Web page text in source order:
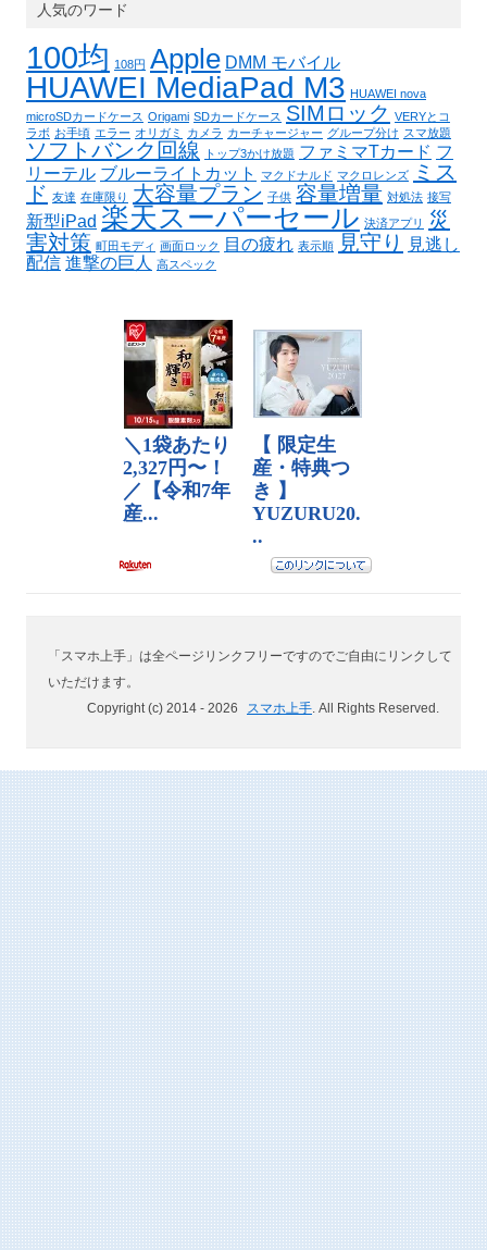
人気のワード
100均 108円 Apple DMM モバイル
HUAWEI MediaPad M3 HUAWEI nova
microSDカードケース Origami SDカードケース SIMロック VERYとコ
ラボ お手頃 エラー オリガミ カメラ カーチャージャー グループ分け スマ放題
ソフトバンク回線 トップ3かけ放題 ファミマTカード フ
リーテル ブルーライトカット マクドナルド マクロレンズ
ミス
ド 友達 在庫限り 大容量プラン 子供 容量増量 対処法 接写
新型iPad 楽天スーパーセール 決済アプリ
災
害対策 町田モディ 画面ロック 目の疲れ 表示順 見守り
見逃し
配信 進撃の巨人 高スペック
「スマホ上手」は全ページリンクフリーですのでご自由にリンクして
いただけます。
Copyright (c) 2014 - 2026 スマホ上手. All Rights Reserved.